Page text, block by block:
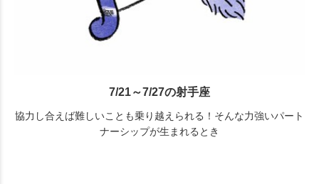
7/21～7/27の射手座
協力し合えば難しいことも乗り越えられる！そんな力強いパート
ナーシップが生まれるとき